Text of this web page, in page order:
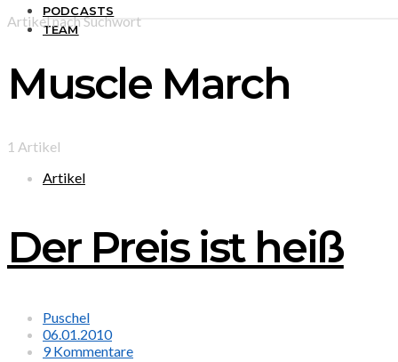
PODCASTS
TEAM
Artikel nach Suchwort
Muscle March
1 Artikel
Artikel
Der Preis ist heiß
Puschel
06.01.2010
9 Kommentare